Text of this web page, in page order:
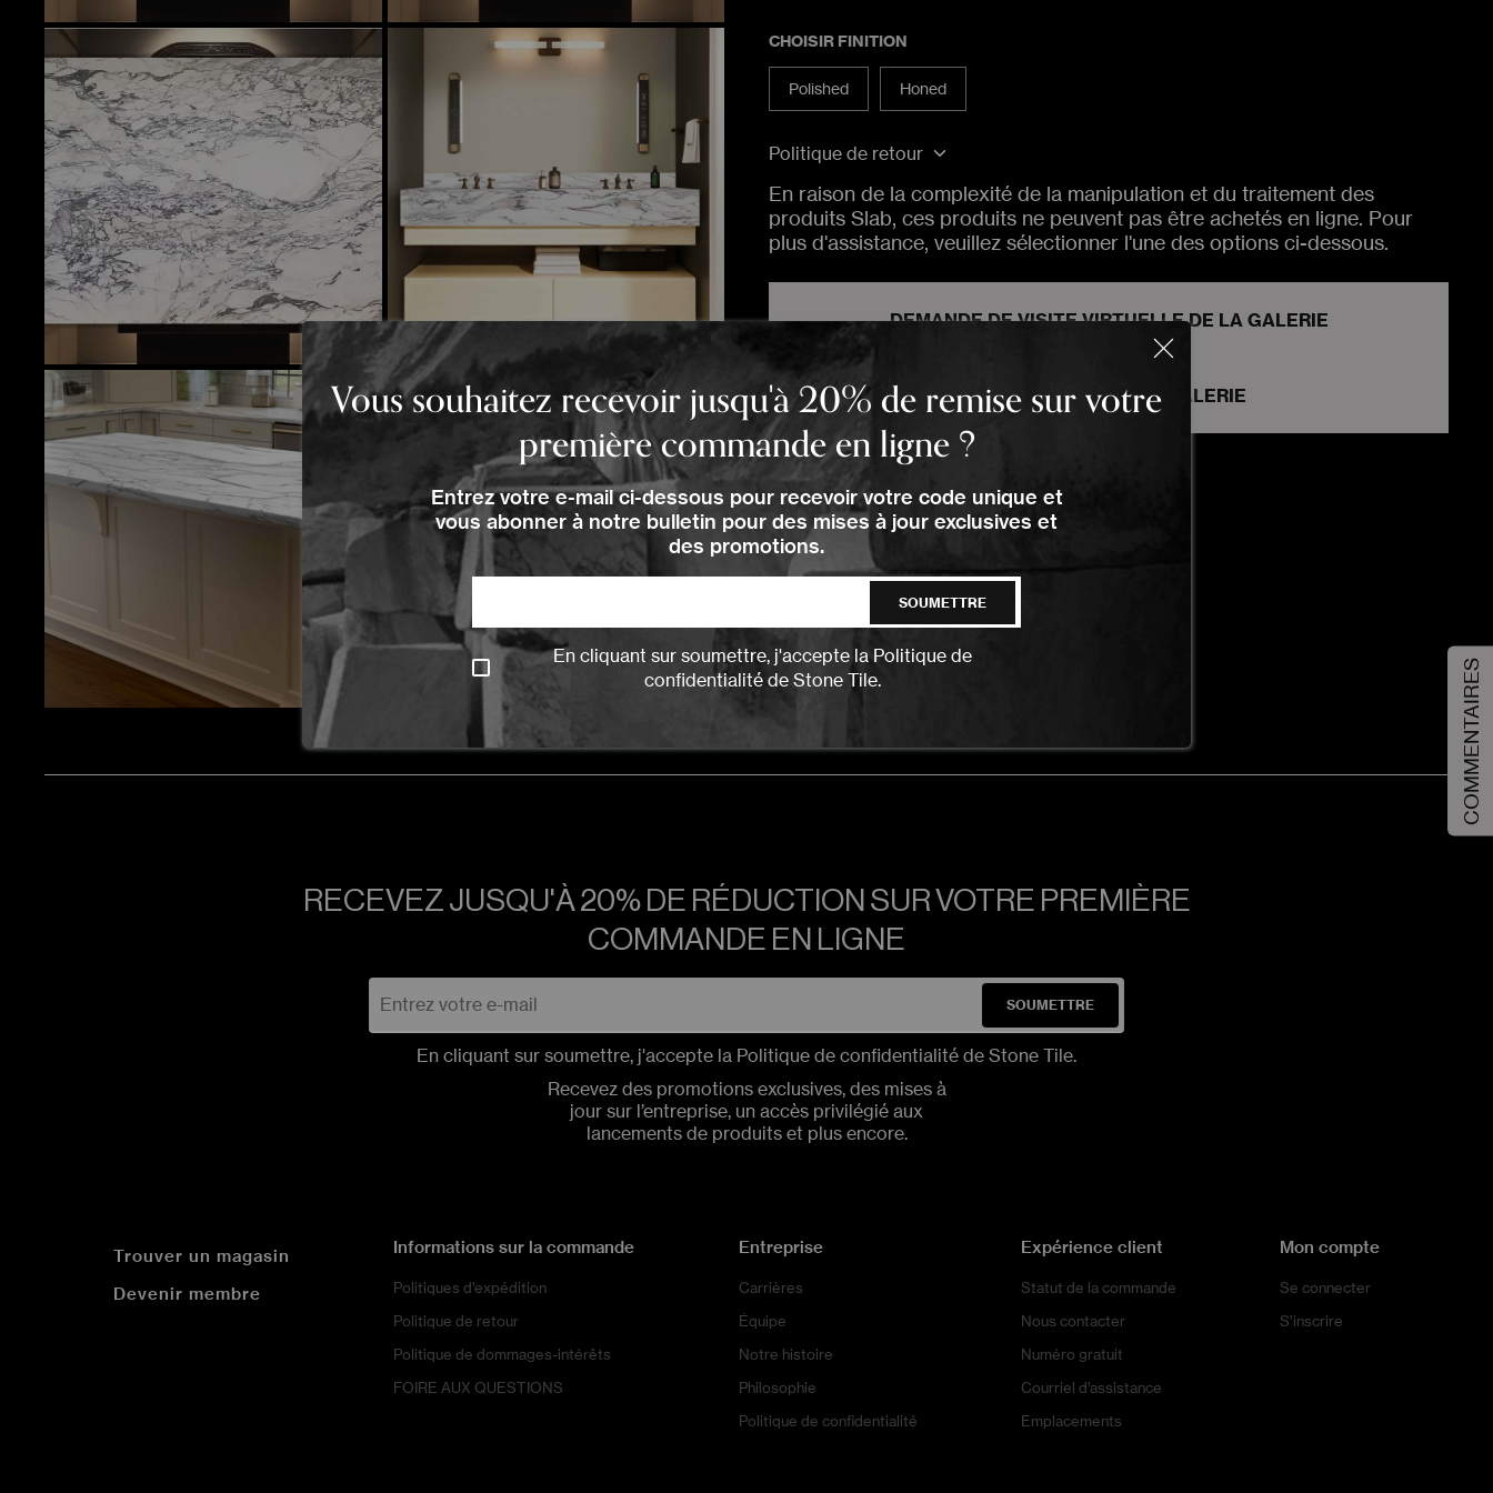
SUIVRE MA COMMANDE
SUIVRE
SUIVRE MA COMMANDE
SUIVRE
CHOISIR FINITION
Polished Honed
Politique de retour
En raison de la complexité de la manipulation et du traitement des
produits Slab, ces produits ne peuvent pas être achetés en ligne. Pour
plus d'assistance, veuillez sélectionner l'une des options ci-dessous.
DEMANDE DE VISITE VIRTUELLE DE LA GALERIE
RÉSERVATION DE LA GALERIE
RECEVEZ JUSQU'À 20% DE RÉDUCTION SUR VOTRE PREMIÈRE
COMMANDE EN LIGNE
En cliquant sur soumettre, j'accepte la Politique de confidentialité de Stone Tile.
SOUMETTRE
Recevez des promotions exclusives, des mises à
jour sur l’entreprise, un accès privilégié aux
lancements de produits et plus encore.
Trouver un magasin
Devenir membre
Informations sur la commande
Politiques d’expédition
Politique de retour
Politique de dommages-intérêts
FOIRE AUX QUESTIONS
Entreprise
Carrières
Équipe
Notre histoire
Philosophie
Politique de confidentialité
Expérience client
Statut de la commande
Nous contacter
Numéro gratuit
Courriel d’assistance
Emplacements
Mon compte
Se connecter
S’inscrire
COMMENTAIRES
Vous souhaitez recevoir jusqu'à 20% de remise sur votre
première commande en ligne ?
Entrez votre e-mail ci-dessous pour recevoir votre code unique et
vous abonner à notre bulletin pour des mises à jour exclusives et
des promotions.
En cliquant sur soumettre, j'accepte la Politique de
confidentialitéde Stone Tile.
SOUMETTRE
SUIVRE MA COMMANDE
SUIVRE